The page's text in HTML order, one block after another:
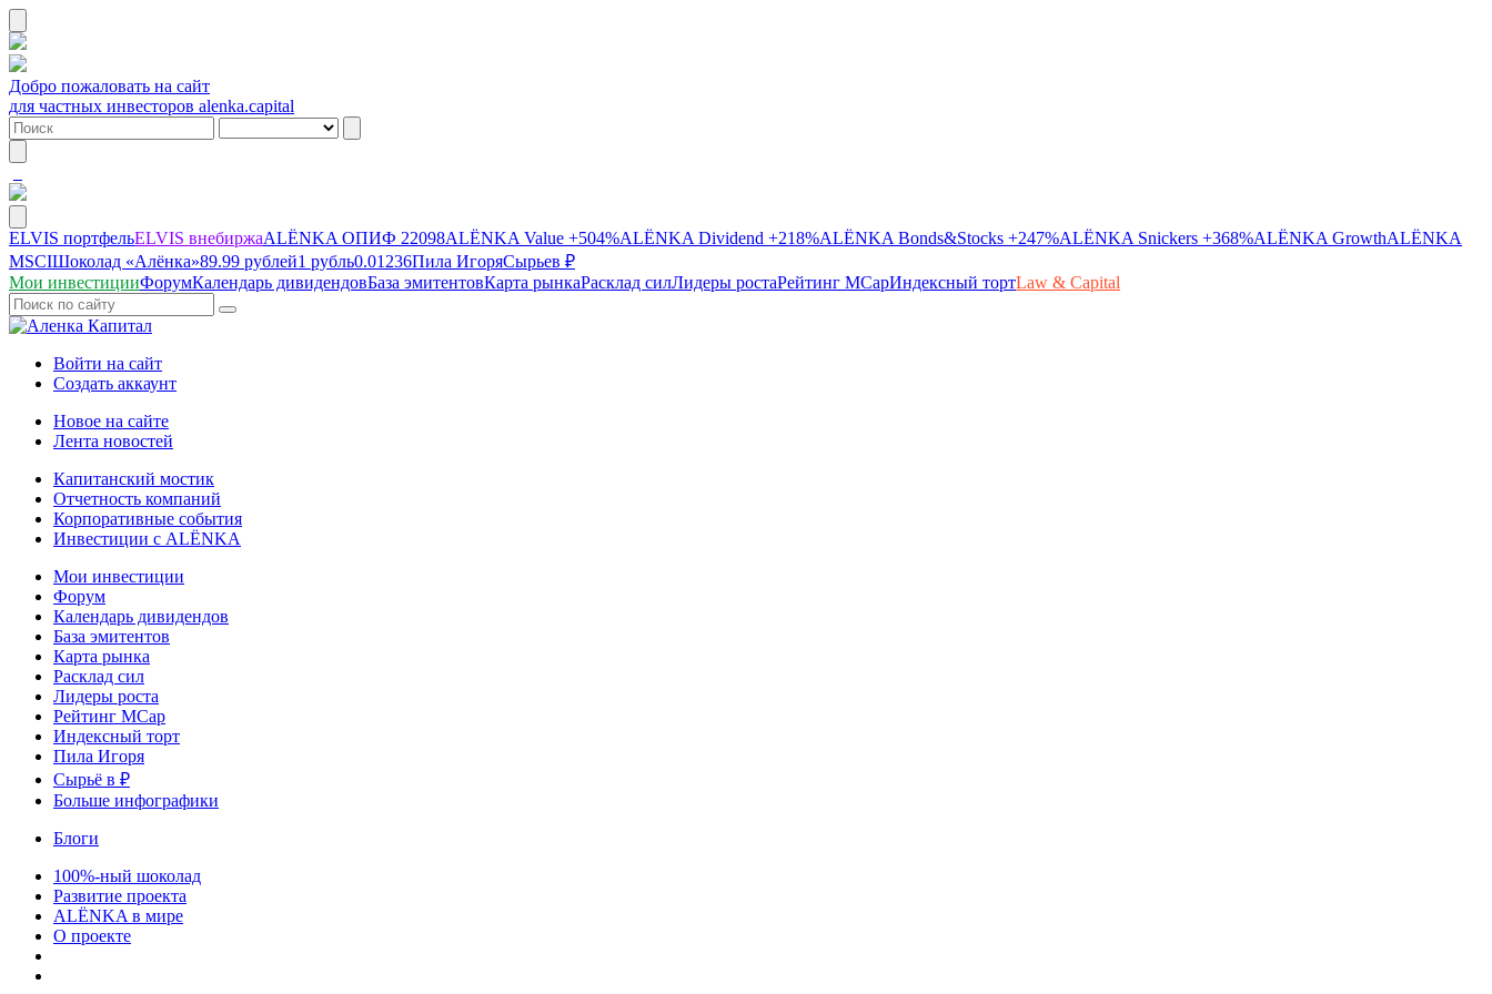
Добро пожаловать на сайт
для частных инвесторов alenka.capital
ELVIS портфельELVIS внебиржаALЁNKA ОПИФ 22098ALЁNKA Value +504%ALЁNKA Dividend +218%ALЁNKA Bonds&Stocks +247%ALЁNKA Snickers +368%ALЁNKA GrowthALЁNKA
MSCIШоколад «Алёнка»89.99 рублей1 рубль0.01236Пила ИгоряСырьев ₽
Мои инвестицииФорумКалендарь дивидендовБаза эмитентовКарта рынкаРасклад силЛидеры ростаРейтинг MCapИндексный тортLaw & Capital
Войти на сайт
Создать аккаунт
Новое на сайте
Лента новостей
Капитанский мостик
Отчетность компаний
Корпоративные события
Инвестиции с ALЁNKA
Мои инвестиции
Форум
Календарь дивидендов
База эмитентов
Карта рынка
Расклад сил
Лидеры роста
Рейтинг MCap
Индексный торт
Пила Игоря
Сырьё в ₽
Больше инфографики
Блоги
100%-ный шоколад
Развитие проекта
ALЁNKA в мире
О проекте